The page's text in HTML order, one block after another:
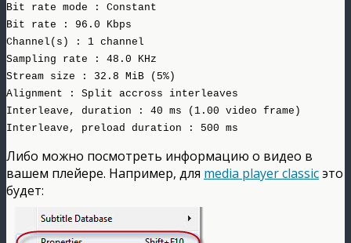
Bit rate mode : Constant
Bit rate : 96.0 Kbps
Channel(s) : 1 channel
Sampling rate : 48.0 KHz
Stream size : 32.8 MiB (5%)
Alignment : Split accross interleaves
Interleave, duration : 40 ms (1.00 video frame)
Interleave, preload duration : 500 ms
Либо можно посмотреть информацию о видео в
вашем плейере. Например, для media player classicэто
будет: